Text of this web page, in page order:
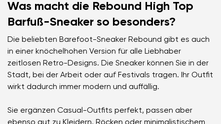
Was macht die Rebound High Top
Barfuß-Sneaker so besonders?
Die beliebten Barefoot-Sneaker Rebound gibt es auch
in einer knöchelhohen Version für alle Liebhaber
zeitlosen Retro-Designs. Die Sneaker können Sie in der
Stadt, bei der Arbeit oder auf Festivals tragen. Ihr Outfit
wirkt dadurch immer modern und auffällig.
Sie ergänzen Casual-Outfits perfekt, passen aber